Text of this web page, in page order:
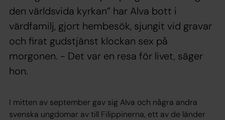
den världsvida kyrkan” har Alva bott i
värdfamilj, gjort hembesök, sjungit vid gravar
och firat gudstjänst klockan sex på
morgonen. - Det var en resa för livet, säger
hon.
I mitten av september gav sig Alva och några andra
svenska ungdomar av till Filippinerna, ett av de länder